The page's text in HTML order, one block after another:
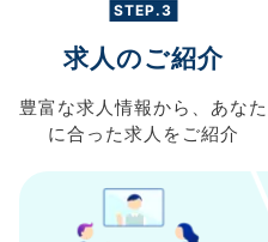
STEP.3
求人のご紹介
豊富な求人情報から、 あなた
に合った求人を ご紹介